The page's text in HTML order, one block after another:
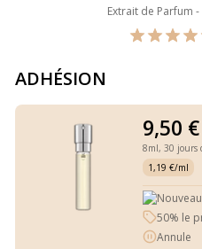
Extrait de Parfum
ADHÉSION
9,50 €
8ml, 30 jours
1,19 €/ml
50% le
Annule